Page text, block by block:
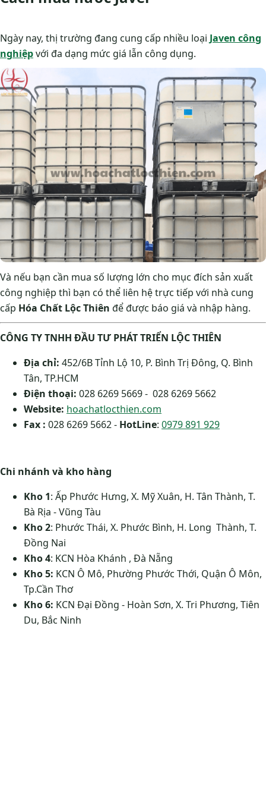
Ngày nay, thị trường đang cung cấp nhiều loại Javen công
nghiệpvới đa dạng mức giá lẫn công dụng.
Và nếu bạn cần mua số lượng lớn cho mục đích sản xuất
công nghiệp thì bạn có thể liên hệ trực tiếp với nhà cung
cấp Hóa Chất Lộc Thiên để được báo giá và nhập hàng.
CÔNG TY TNHH ĐẦU TƯ PHÁT TRIỂN LỘC THIÊN
Địa chỉ: 452/6B Tỉnh Lộ 10, P. Bình Trị Đông, Q. Bình
Tân, TP.HCM
Điện thoại: 028 6269 5669 - 028 6269 5662
Website: hoachatlocthien.com
Fax : 028 6269 5662 - HotLine: 0979 891 929
Chi nhánh và kho hàng
Kho 1: Ấp Phước Hưng, X. Mỹ Xuân, H. Tân Thành, T.
Bà Rịa - Vũng Tàu
Kho 2: Phước Thái, X. Phước Bình, H. Long Thành, T.
Đồng Nai
Kho 4: KCN Hòa Khánh , Đà Nẵng
Kho 5: KCN Ô Mô, Phường Phước Thới, Quận Ô Môn,
Tp.Cần Thơ
Kho 6: KCN Đại Đồng - Hoàn Sơn, X. Tri Phương, Tiên
Du, Bắc Ninh